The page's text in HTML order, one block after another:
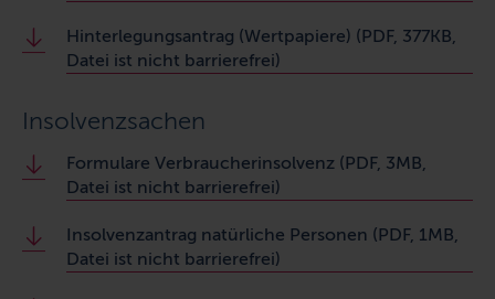
Hinterlegungsantrag (Wertpapiere) (PDF, 377KB,
Datei ist nicht barrierefrei)
Insolvenzsachen
Formulare Verbraucherinsolvenz (PDF, 3MB,
Datei ist nicht barrierefrei)
Insolvenzantrag natürliche Personen (PDF, 1MB,
Datei ist nicht barrierefrei)